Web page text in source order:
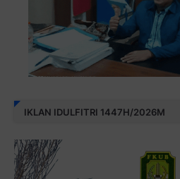
IKLAN IDULFITRI 1447H/2026M